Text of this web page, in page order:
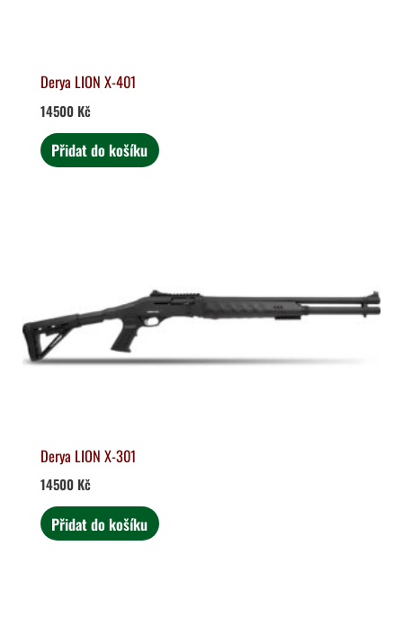
Derya LION X-401
14500 Kč
Přidat do košíku
Derya LION X-301
14500 Kč
Přidat do košíku